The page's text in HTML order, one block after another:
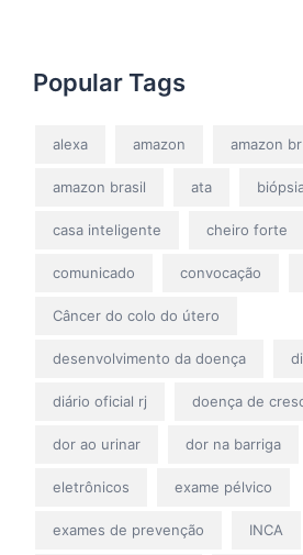
Popular Tags
alexa amazon amazon br
amazon brasil ata
casa inteligente cheiro forte
comunicado convocação
Câncer do colo do útero
desenvolvimento da doença
diário oficial rj doença de
dor ao urinar dor na barriga
eletrônicos exame pélvico
exames de prevenção INCA